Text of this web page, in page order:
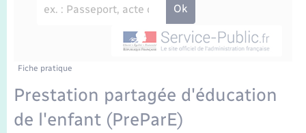
Etat-civil - Papiers - Citoyenneté
Parrainage civil
Nouvel habitant
Transports scolaires
Travaux - Autorisation d’occupation de l’espace
Plan interactif
La Communauté de communes
Fiche pratique
Prestation partagée d'éducation
de l'enfant (PreParE)